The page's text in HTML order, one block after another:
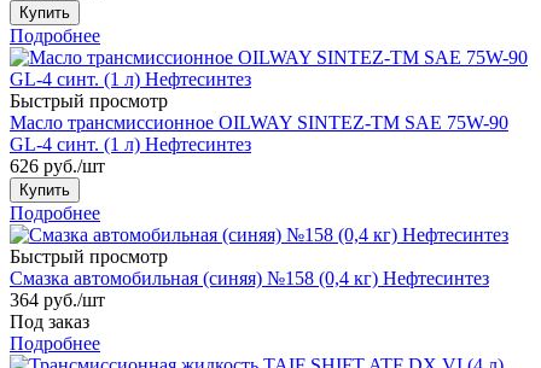
Купить
Подробнее
Быстрый просмотр
Масло трансмиссионное OILWAY SINTEZ-TM SAE 75W-90
GL-4 синт. (1 л) Нефтесинтез
626 руб./шт
Купить
Подробнее
Быстрый просмотр
Смазка автомобильная (синяя) №158 (0,4 кг) Нефтесинтез
364 руб./шт
Под заказ
Подробнее